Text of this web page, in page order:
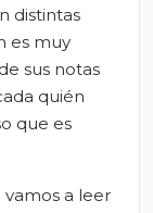
distintas
es muy
sus notas
quién
que es
a leer